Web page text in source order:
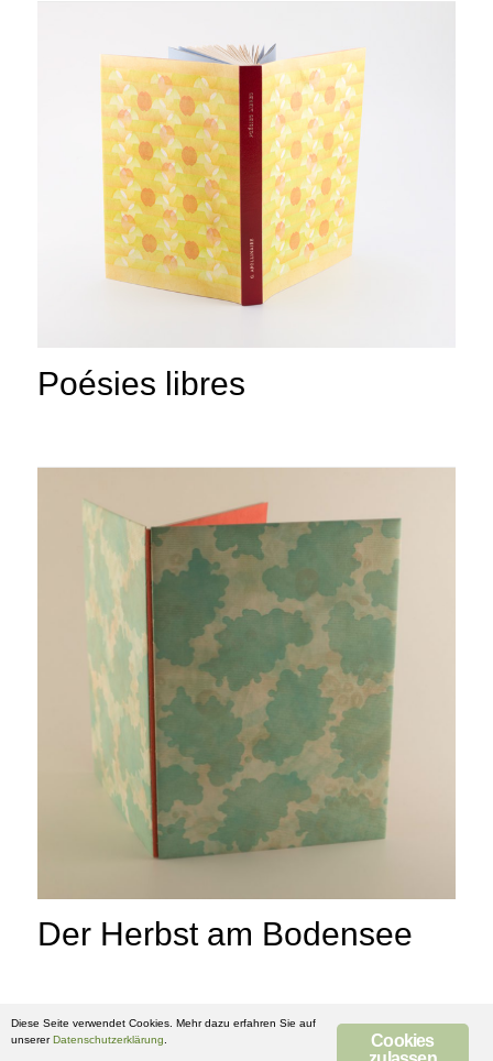
Poésies libres
Der Herbst am Bodensee
Cookies
Diese Seite verwendet Cookies. Mehr dazu erfahren Sie auf
unsererDatenschutzerklärung